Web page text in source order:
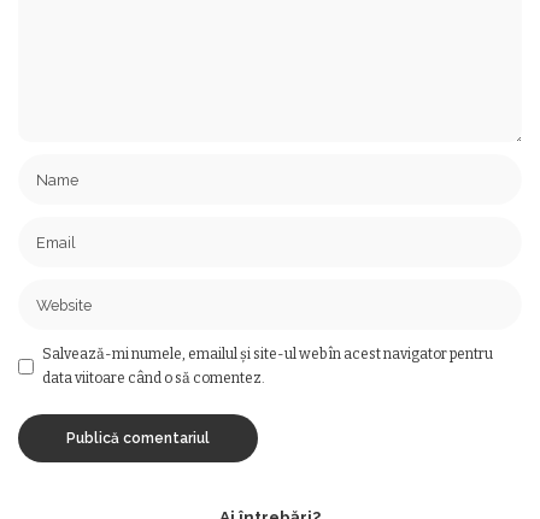
Salvează-mi numele, emailul și site-ul web în acest navigator pentru
data viitoare când o să comentez.